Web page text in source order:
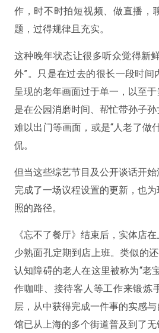
作，时不时拍短视频、做直播，
题，过得规律且充实。
这种晚年状态让很多听众觉得新
外”。只是在过去的很长一段时间
呈现的老年画面过于单一，以至
是在公园消磨时间、帮忙带孙子
难以出门等画面，或是“人老了做
侃。
但当这些综艺节目及公开谈话开
完成了一场议程设置的更新，也
照的路径。
《忘不了餐厅》结束后，实体店
少熟面孔定期到店上班。类似的
认知障碍的老人在这里被称为“老
作咖啡、接待客人等工作来锻炼
层，从中获得完成一件事的实感
馆已从上海的多个街道普及到了无